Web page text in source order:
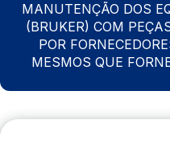
MANUTENÇÃO DOS
(BRUKER) COM
POR
MESMOS QUE